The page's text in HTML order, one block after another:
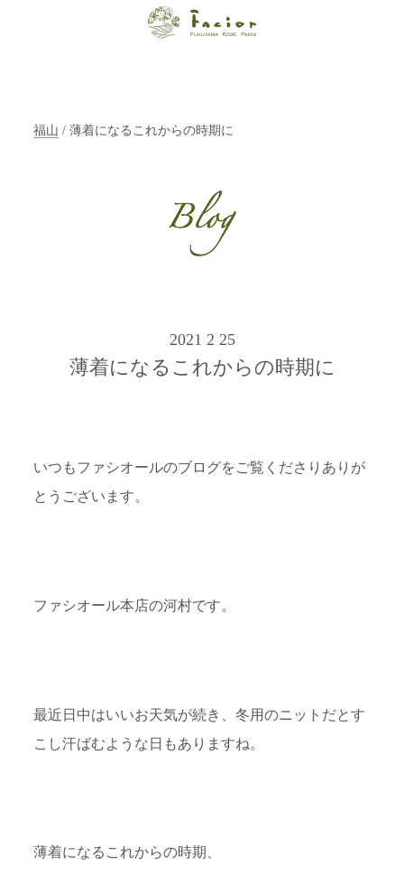
ン ファシオー
輝く美をトータ
ルでご提案しま
す。
福山 / 薄着になるこれからの時期に
2021 2 25
薄着になるこれからの時期に
いつもファシオールのブログをご覧くださりありが
とうございます。
ファシオール本店の河村です。
最近日中はいいお天気が続き、冬用のニットだとす
こし汗ばむような日もありますね。
薄着になるこれからの時期、